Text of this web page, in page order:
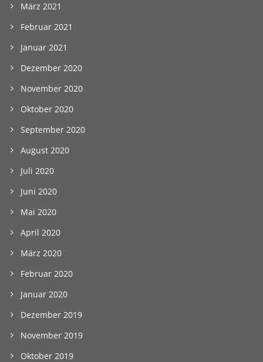
März 2021
Februar 2021
Januar 2021
Dezember 2020
November 2020
Oktober 2020
September 2020
August 2020
Juli 2020
Juni 2020
Mai 2020
April 2020
März 2020
Februar 2020
Januar 2020
Dezember 2019
November 2019
Oktober 2019